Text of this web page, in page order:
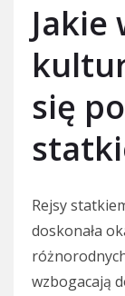
Jakie
się
Rejsy
doskonała
wzbogacają